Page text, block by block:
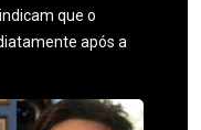
que o
após a